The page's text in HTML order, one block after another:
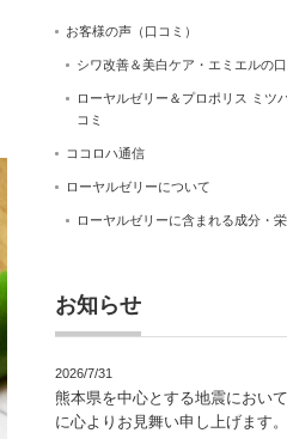
お客様の声（口コミ）
シワ改善＆美白ケア・エミエルの口
ローヤルゼリー＆プロポリス ミツ
コミ
ココロハ通信
ローヤルゼリーについて
ローヤルゼリーに含まれる成分・
お知らせ
2026/7/31
熊本県を中心とする地震におい
に心よりお見舞い申し上げます。